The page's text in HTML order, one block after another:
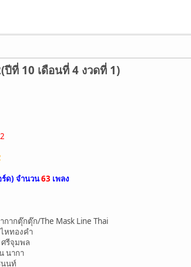
ปีที่ 10 เดือนที่ 4 งวดที่ 1)
ด) จำนวน63 เพลง
กากตุ๊กตุ๊ก/The Mask Line Thai
หทองคำ
รีจุมพล
นากา
นนท์